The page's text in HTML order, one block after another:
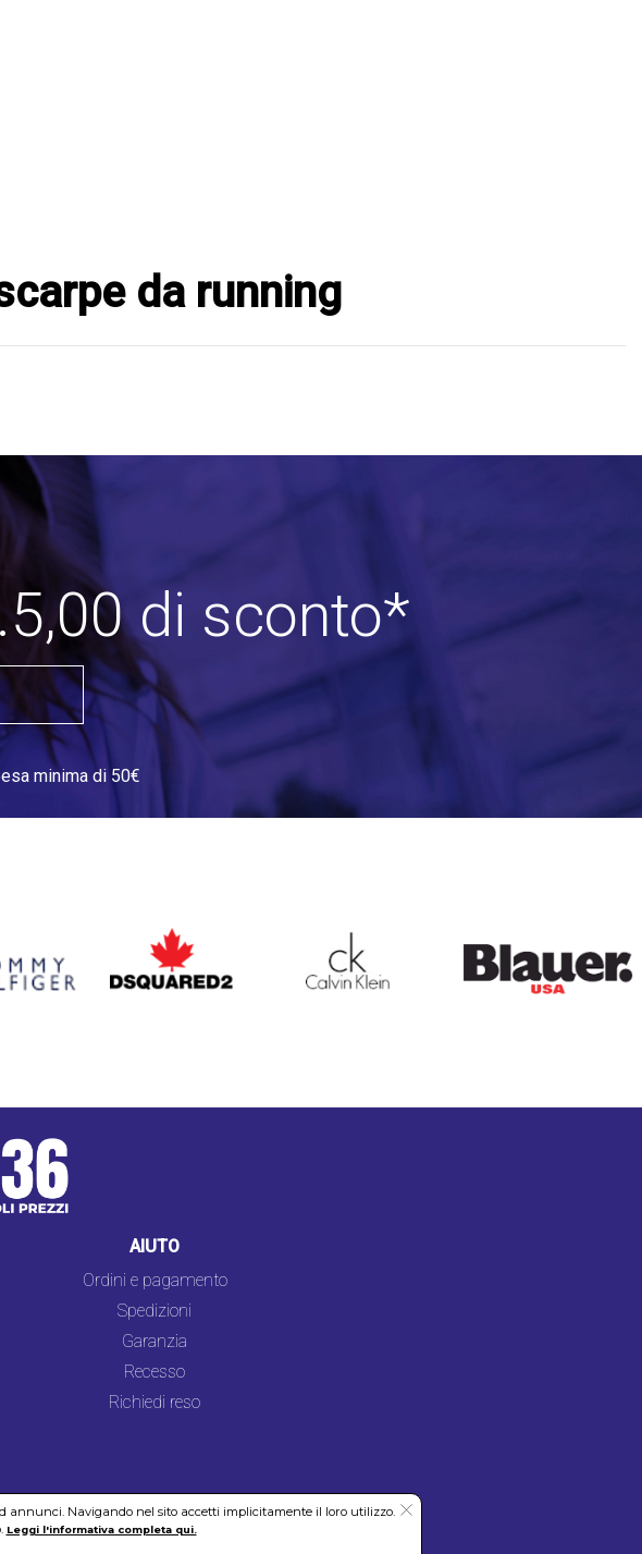
da running
di sconto*
minima di 50€
DSQUARED2 CALVIN KLEIN
AIUTO
Ordini e pagamento
Spedizioni
Garanzia
Recesso
Richiedi reso
annunci. Navigando nel sito accetti implicitamente il loro utilizzo.
Leggi l'informativa completa qui.